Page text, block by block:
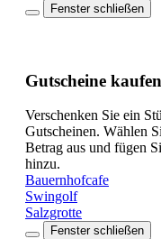
Fenster schließen
Gutscheine kaufen
Verschenken Sie ein
Gutscheinen. Wählen
Betrag aus und fügen
hinzu.
Bauernhofcafe
Swingolf
Salzgrotte
Fenster schließen